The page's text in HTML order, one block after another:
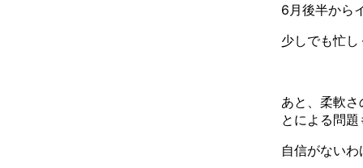
6月後半から
少しでも忙
あと、柔軟
とによる問
自信がない